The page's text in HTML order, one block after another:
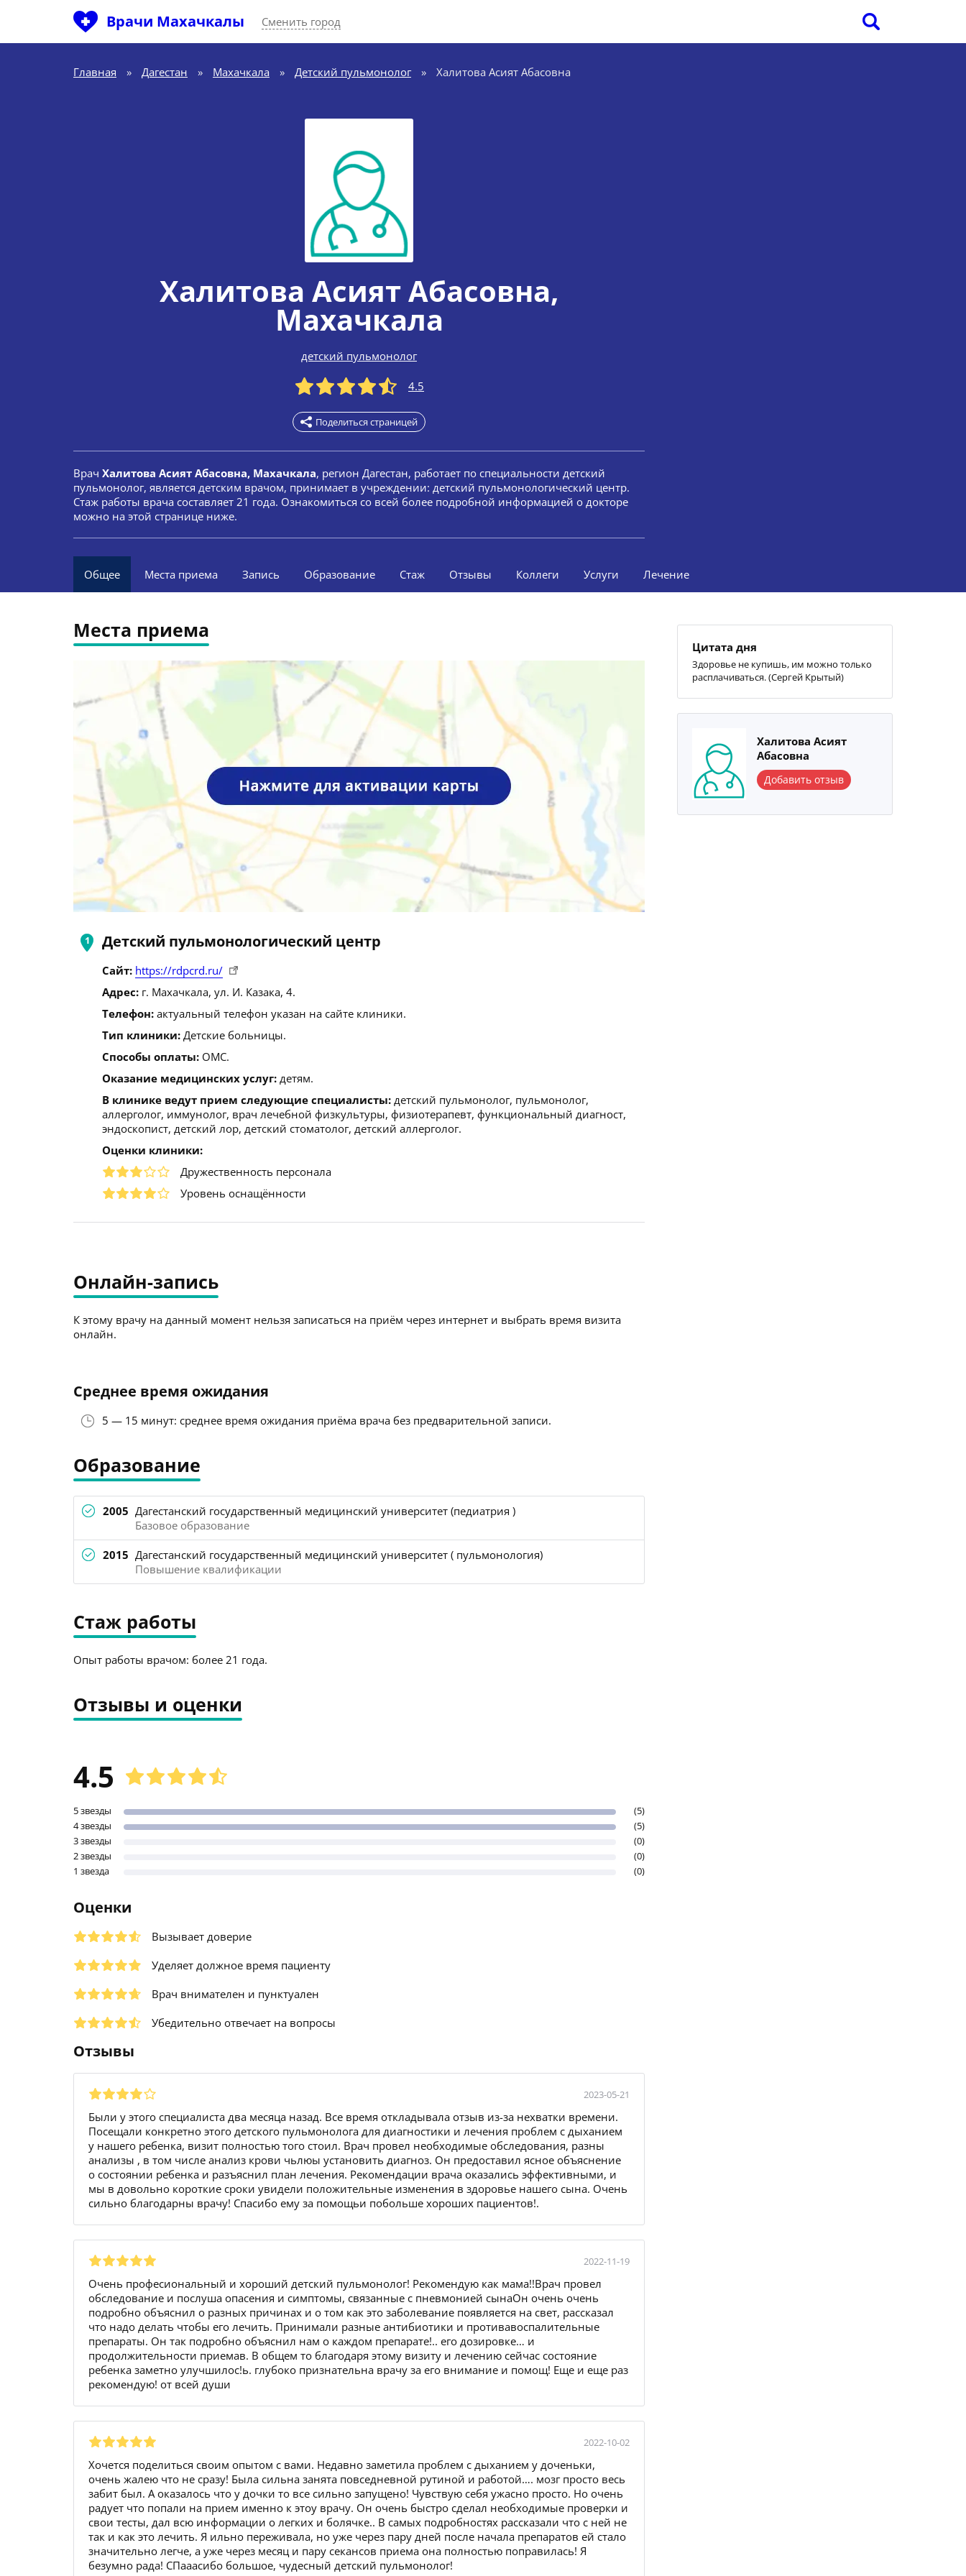
Врачи Махачкалы Сменить город
Главная » Дагестан » Махачкала » Детский пульмонолог » Халитова Асият Абасовна
Халитова Асият Абасовна,
Махачкала
детский пульмонолог
4.5
Поделиться страницей
Врач Халитова Асият Абасовна, Махачкала, регион Дагестан, работает по специальности детский
пульмонолог, является детским врачом, принимает в учреждении: детский пульмонологический центр.
Стаж работы врача составляет 21 года. Ознакомиться со всей более подробной информацией о докторе
можно на этой странице ниже.
Общее Места приема Запись Образование Стаж Отзывы Коллеги Услуги Лечение
Места приема
Детский пульмонологический центр
Сайт: https://rdpcrd.ru/
Адрес: г. Махачкала, ул. И. Казака, 4.
Телефон: актуальный телефон указан на сайте клиники.
Тип клиники: Детские больницы.
Способы оплаты: ОМС.
Оказание медицинских услуг: детям.
В клинике ведут прием следующие специалисты: детский пульмонолог, пульмонолог,
аллерголог, иммунолог, врач лечебной физкультуры, физиотерапевт, функциональный диагност,
эндоскопист, детский лор, детский стоматолог, детский аллерголог.
Оценки клиники:
Дружественность персонала
Уровень оснащённости
Онлайн-запись
К этому врачу на данный момент нельзя записаться на приём через интернет и выбрать время визита
онлайн.
Среднее время ожидания
5 — 15 минут: среднее время ожидания приёма врача без предварительной записи.
Образование
2005 Дагестанский государственный медицинский университет (педиатрия )
Базовое образование
2015 Дагестанский государственный медицинский университет ( пульмонология)
Повышение квалификации
Стаж работы
Опыт работы врачом: более 21 года.
Отзывы и оценки
4.5
5 звезды
(5)
4 звезды
(5)
3 звезды
(0)
2 звезды
(0)
1 звезда
(0)
Оценки
Вызывает доверие
Уделяет должное время пациенту
Врач внимателен и пунктуален
Убедительно отвечает на вопросы
Отзывы
2023-05-21
Были у этого специалиста два месяца назад. Все время откладывала отзыв из-за нехватки времени.
Посещали конкретно этого детского пульмонолога для диагностики и лечения проблем с дыханием
у нашего ребенка, визит полностью того стоил. Врач провел необходимые обследования, разны
анализы , в том числе анализ крови чьлюы установить диагноз. Он предоставил ясное объяснение
о состоянии ребенка и разъяснил план лечения. Рекомендации врача оказались эффективными, и
мы в довольно короткие сроки увидели положительные изменения в здоровье нашего сына. Очень
сильно благодарны врачу! Спасибо ему за помощьи побольше хороших пациентов!.
2022-11-19
Очень професиональный и хороший детский пульмонолог! Рекомендую как мама!!Врач провел
обследование и послуша опасения и симптомы, связанные с пневмонией сынаОн очень очень
подробно объяснил о разных причинах и о том как это заболевание появляется на свет, рассказал
что надо делать чтобы его лечить. Принимали разные антибиотики и противавоспалительные
препараты. Он так подробно объяснил нам о каждом препарате!.. его дозировке… и
продолжительности приемав. В общем то благодаря этому визиту и лечению сейчас состояние
ребенка заметно улучшилос!ь. глубоко признательна врачу за его внимание и помощ! Еще и еще раз
рекомендую! от всей души
2022-10-02
Хочется поделиться своим опытом с вами. Недавно заметила проблем с дыханием у доченьки,
очень жалею что не сразу! Была сильна занята повседневной рутиной и работой…. мозг просто весь
забит был. А оказалось что у дочки то все сильно запущено! Чувствую себя ужасно просто. Но очень
радует что попали на прием именно к этоу врачу. Он очень быстро сделал необходимые проверки и
свои тесты, дал всю информации о легких и болячке.. В самых подробностях рассказали что с ней не
так и как это лечить. Я ильно переживала, но уже через пару дней после начала препаратов ей стало
значительно легче, а уже через месяц и пару секансов приема она полностью поправилась! Я
безумно рада! СПааасибо большое, чудесный детский пульмонолог!
Цитата дня
Здоровье не купишь, им можно только
расплачиваться. (Сергей Крытый)
Халитова Асият
Абасовна
Добавить отзыв